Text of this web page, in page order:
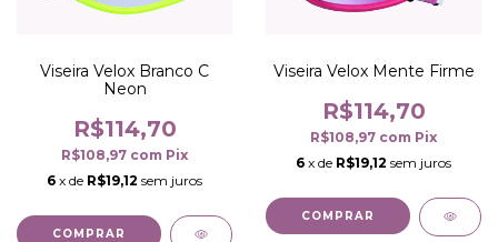
Viseira Velox Branco C
Neon
R$114,70
R$108,97 com Pix
6 x de R$19,12 sem juros
COMPRAR
Viseira Velox Mente Firme
R$114,70
R$108,97 com Pix
6 x de R$19,12 sem juros
COMPRAR